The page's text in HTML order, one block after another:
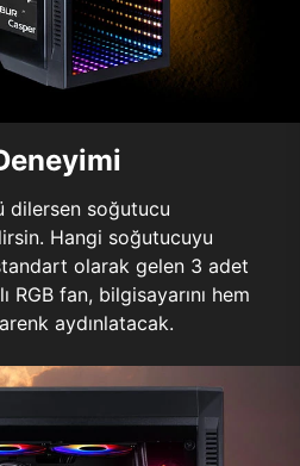
dilersen soğutucu
Hangi soğutucuyu
olarak gelen 3 adet
RGB fan, bilgisayarını hem
aydınlatacak.